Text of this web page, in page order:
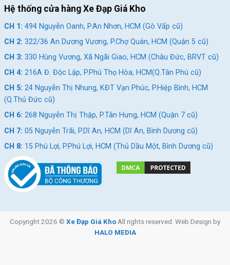
Bánh xe 700c trênXe Đạp Đua Life SP33
của bánh với mặt đường, từ đó xe sẽ có thể đạt tốc độ cao
Vì bánh xe có đường kính lớn hơn nên bánh xe lăn qua các ổ gà,
chướng ngại vật một cách dễ dàng hơn.
Với bánh xe 700c nếu bạn duy trì được tốc độ thì bạn sẽ có thể
đi xa hơn.
Hệ thống cửa hàng Xe Đạp Giá Kho
CH 1: 494 Nguyễn Oanh, P.An Nhơn, HCM (Gò Vấp cũ)
CH 2: 322/36 An Dương Vương, P.Chợ Quán, HCM (Quận 5 cũ)
CH 3: 330 Hùng Vương, Xã Ngãi Giao, HCM (Châu Đức, BRVT cũ)
CH 4: 216A Đ. Độc Lập, P.Phú Thọ Hòa, HCM(Q.Tân Phú cũ)
CH 5: 24 Nguyễn Thị Nhung, KĐT Vạn Phúc, P.Hiệp Bình, HCM
(Q.Thủ Đức cũ)
CH 6: 268 Nguyễn Thị Thập, P.Tân Hưng, HCM (Quận 7 cũ)
CH 7: 05 Nguyễn Trãi, P.Dĩ An, HCM (Dĩ An, Bình Dương cũ)
CH 8: 15 Phú Lợi, P.Phú Lợi, HCM (Thủ Dầu Một, Bình Dương cũ)
Copyright 2026 © Xe Đạp Giá Kho All rights reserved. Web Design by
HALO MEDIA